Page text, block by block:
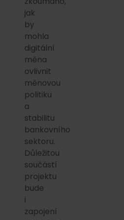
jak
by
mohla
digitální
měna
ovlivnit
měnovou
politiku
a
stabilitu
bankovního
sektoru.
Důležitou
součástí
projektu
bude
i
zapojení